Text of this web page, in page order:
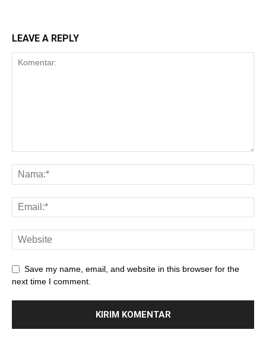
LEAVE A REPLY
Save my name, email, and website in this browser for the
next time I comment.